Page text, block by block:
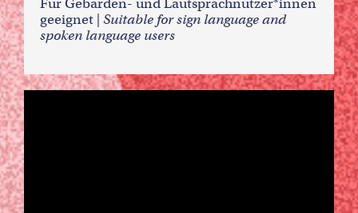
Für Gebärden- und Lautsprachnutzer*innen
geeignet | Suitable for sign language and
spoken language users